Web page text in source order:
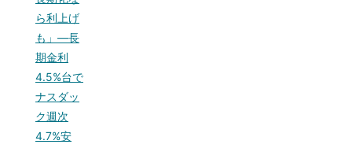
ら利上げ
も」—長
期金利
4.5%台で
ナスダッ
ク週次
4.7%安